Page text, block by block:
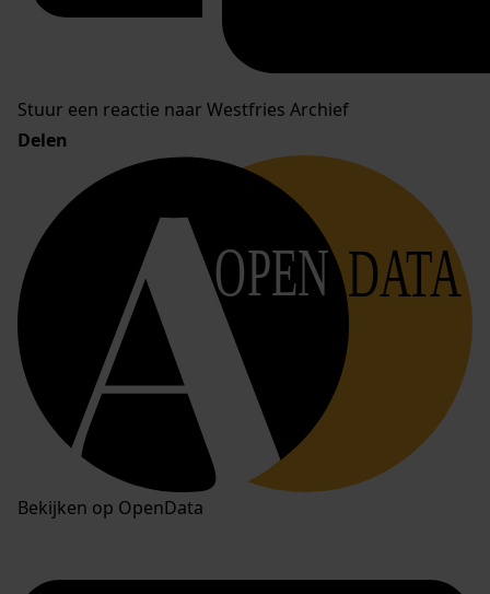
Stuur een reactie naar Westfries Archief
Delen
OPEN DATA
Bekijken op OpenData